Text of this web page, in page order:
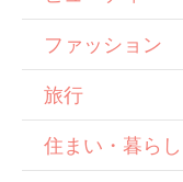
ファッション
旅行
住まい・暮らし